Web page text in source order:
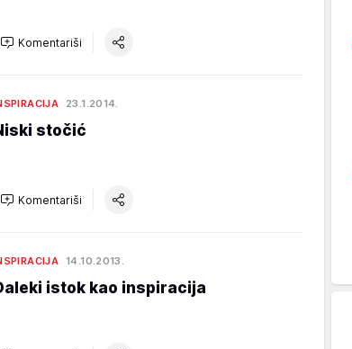
Komentariši
23.1.2014.
stočić
Komentariši
14.10.2013.
istok kao inspiracija